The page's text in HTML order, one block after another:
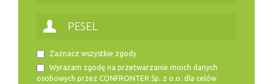
Zaznacz wszystkie zgody
Wyrażam zgodę na przetwarzanie moich danych
osobowych przez CONFRONTER Sp. z o.o. dla celów